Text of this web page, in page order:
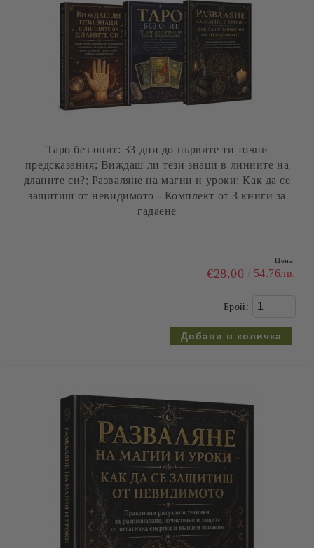
Таро без опит: 33 дни до първите ти точни
предсказания; Виждаш ли тези знаци в линиите на
дланите си?; Разваляне на магии и уроки: Как да се
защитиш от невидимото - Комплект от 3 книги за
гадаене
Цена:
€28.00 54.76лв.
Брой: